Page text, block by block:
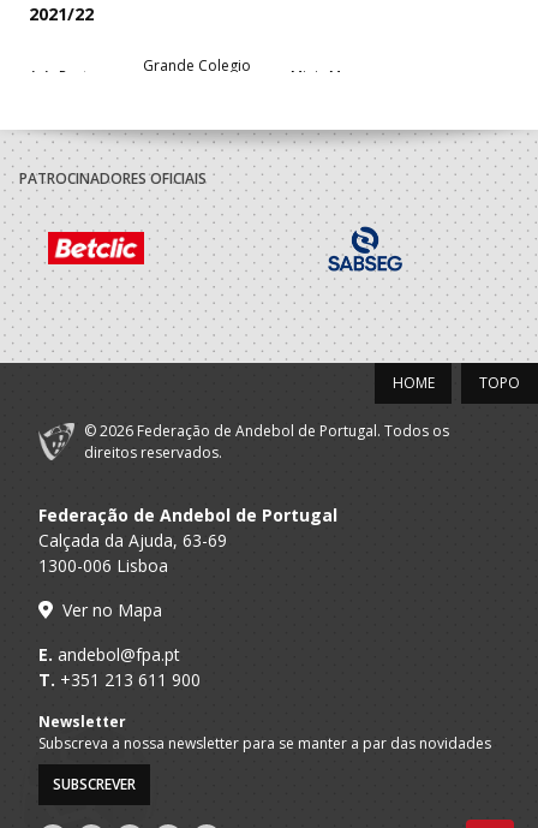
2021/22
A.A. Porto
Grande Colegio
Minis M
PATROCINADORES OFICIAIS
TOPO
HOME
© 2026 Federação de Andebol de Portugal. Todos os
direitos reservados.
Federação de Andebol de Portugal
Calçada da Ajuda, 63-69
1300-006 Lisboa
Ver no Mapa
E. andebol@fpa.pt
T. +351 213 611 900
Newsletter
Subscreva a nossa newsletter para se manter a par das novidades
SUBSCREVER